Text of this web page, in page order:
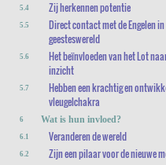
5.4 Zij herkennen potentie
5.5
Direct contact met de Engelen in
geesteswereld
5.6
Het beïnvloeden van het Lot
inzicht
5.7
Hebben een krachtig en
vleugelchakra
6 Wat is hun invloed?
6.1 Veranderen de wereld
6.2 Zijn een pilaar voor de nieuwe